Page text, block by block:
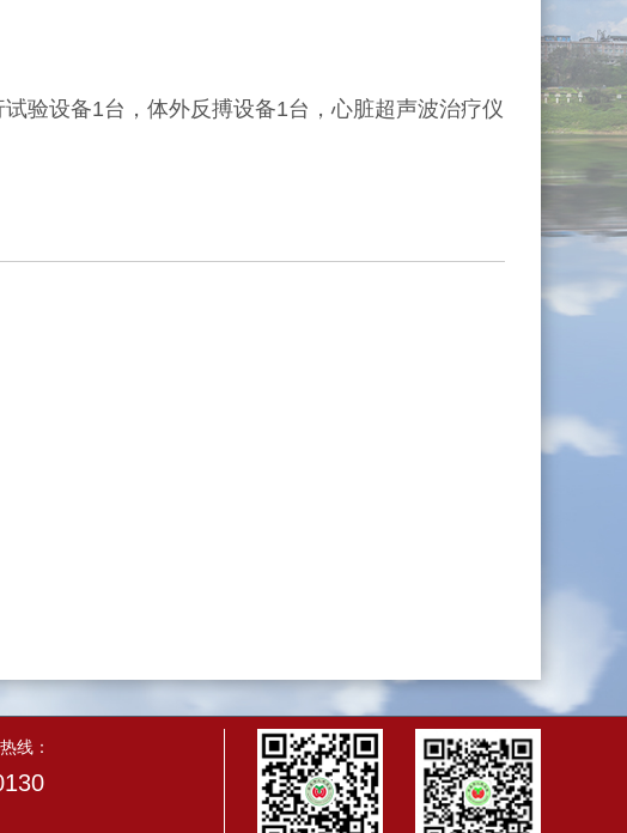
设备1台，体外反搏设备1台，心脏超声波治疗仪
线：